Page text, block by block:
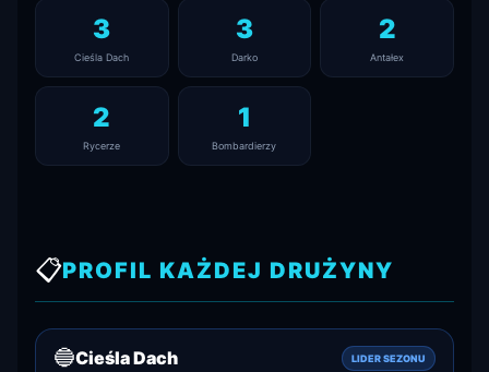
3
Cieśla Dach
3
Darko
2
Antałex
2
Rycerze
1
Bombardierzy
📋PROFIL KAŻDEJ DRUŻYNY
🔵Cieśla Dach LIDER SEZONU